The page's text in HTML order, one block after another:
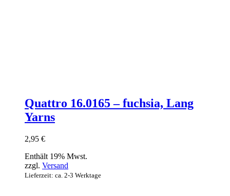
Quattro 16.0165 – fuchsia, Lang
Yarns
2,95 €
Enthält 19% Mwst.
zzgl. Versand
Lieferzeit: ca. 2-3 Werktage